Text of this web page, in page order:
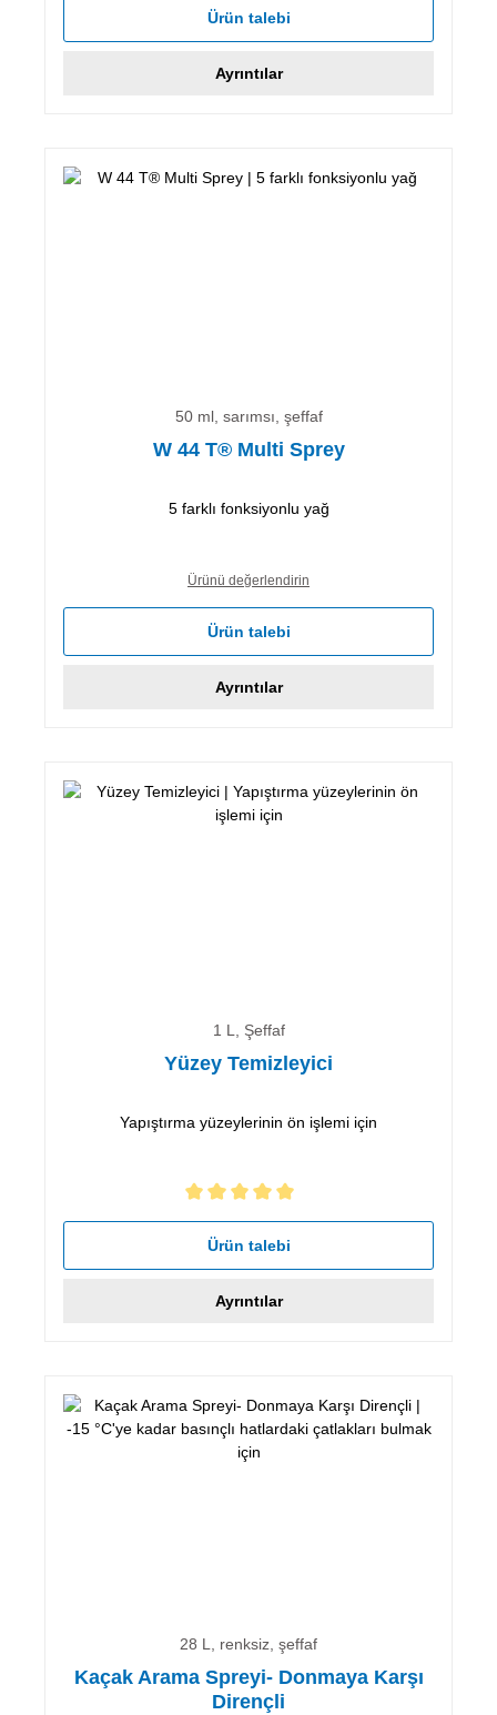
Ürün talebi
Ayrıntılar
50 ml, sarımsı, şeffaf
W 44 T® Multi Sprey
5 farklı fonksiyonlu yağ
Ürünü değerlendirin
Ürün talebi
Ayrıntılar
1 L, Şeffaf
Yüzey Temizleyici
Yapıştırma yüzeylerinin ön işlemi için
5 yıldız üzerinden 5 ortalama puanı
Ürün talebi
Ayrıntılar
28 L, renksiz, şeffaf
Kaçak Arama Spreyi- Donmaya Karşı
Dirençli